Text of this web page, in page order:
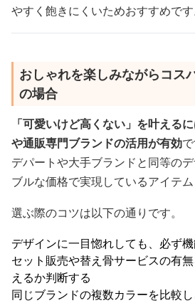
やすく飽きにくいためおすすめです
おしゃれを楽しみながらコス
の場合
「可愛いけど高くない」を叶える
や通販専門ブランドの活用が有効で
デパートや大手ブランドと同等の
ブルな価格で実現しているアイテム
選ぶ際のコツは以下の通りです。
デザインに一目惚れしても、必ず
セット販売や替え骨サービスの有
えるか判断する
同じブランドの複数カラーを比較